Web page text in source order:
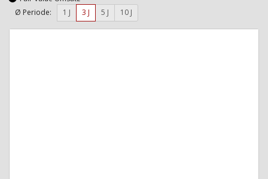
Ø Periode:
1 J 3 J 5 J 10 J